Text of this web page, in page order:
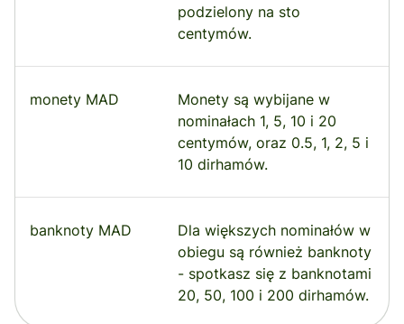
podzielony na sto
centymów.
monety MAD
Monety są wybijane w
nominałach 1, 5, 10 i 20
centymów, oraz 0.5, 1, 2, 5 i
10 dirhamów.
banknoty MAD
Dla większych nominałów w
obiegu są również banknoty
- spotkasz się z banknotami
20, 50, 100 i 200 dirhamów.